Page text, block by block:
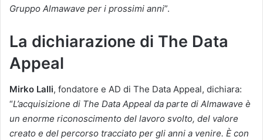
Gruppo Almawave per i prossimi anni”.
La dichiarazione di The Data
Appeal
Mirko Lalli, fondatore e AD di The Data Appeal, dichiara:
“L’acquisizione di The Data Appeal da parte di Almawave è
un enorme riconoscimento del lavoro svolto, del valore
creato e del percorso tracciato per gli anni a venire. È con